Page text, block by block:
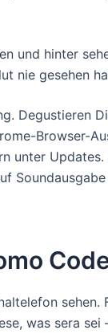
und hinter
nie gesehen
Degustieren
Browser-
unter
sehen.
was sera sei